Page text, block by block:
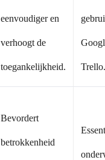
eenvoudiger en
verhoogt de
toegankelijkheid. Trello.
Bevordert
betrokkenheid